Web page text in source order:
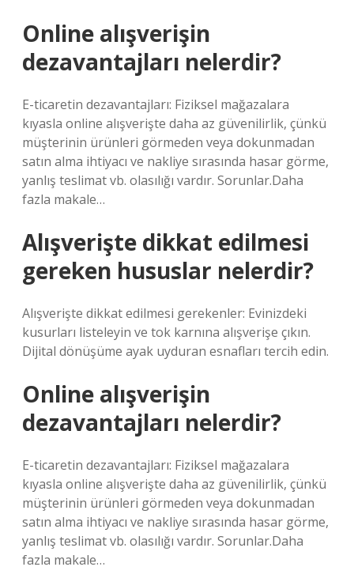
Online alışverişin
dezavantajları nelerdir?
E-ticaretin dezavantajları: Fiziksel mağazalara
kıyasla online alışverişte daha az güvenilirlik, çünkü
müşterinin ürünleri görmeden veya dokunmadan
satın alma ihtiyacı ve nakliye sırasında hasar görme,
yanlış teslimat vb. olasılığı vardır. Sorunlar.Daha
fazla makale…
Alışverişte dikkat edilmesi
gereken hususlar nelerdir?
Alışverişte dikkat edilmesi gerekenler: Evinizdeki
kusurları listeleyin ve tok karnına alışverişe çıkın.
Dijital dönüşüme ayak uyduran esnafları tercih edin.
Online alışverişin
dezavantajları nelerdir?
E-ticaretin dezavantajları: Fiziksel mağazalara
kıyasla online alışverişte daha az güvenilirlik, çünkü
müşterinin ürünleri görmeden veya dokunmadan
satın alma ihtiyacı ve nakliye sırasında hasar görme,
yanlış teslimat vb. olasılığı vardır. Sorunlar.Daha
fazla makale…